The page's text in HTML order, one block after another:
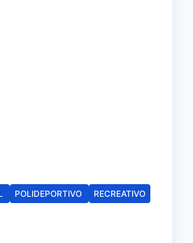
POLIDEPORTIVO RECREATIVO